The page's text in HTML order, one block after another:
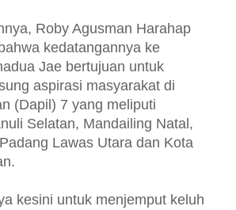
Roby Agusman Harahap
kedatangannya ke
Jae bertujuan untuk
aspirasi masyarakat di
(Dapil) 7 yang meliputi
Selatan, Mandailing Natal,
Lawas Utara dan Kota
kesini untuk menjemput keluh